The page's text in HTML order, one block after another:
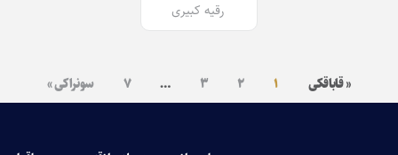
رقیه کبیری
« قاباقکی ۱ ۲ ۳ … ۷ سونراکی »